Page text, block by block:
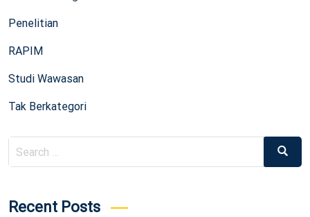
Penelitian
RAPIM
Studi Wawasan
Tak Berkategori
Search
for:
Search
Recent Posts